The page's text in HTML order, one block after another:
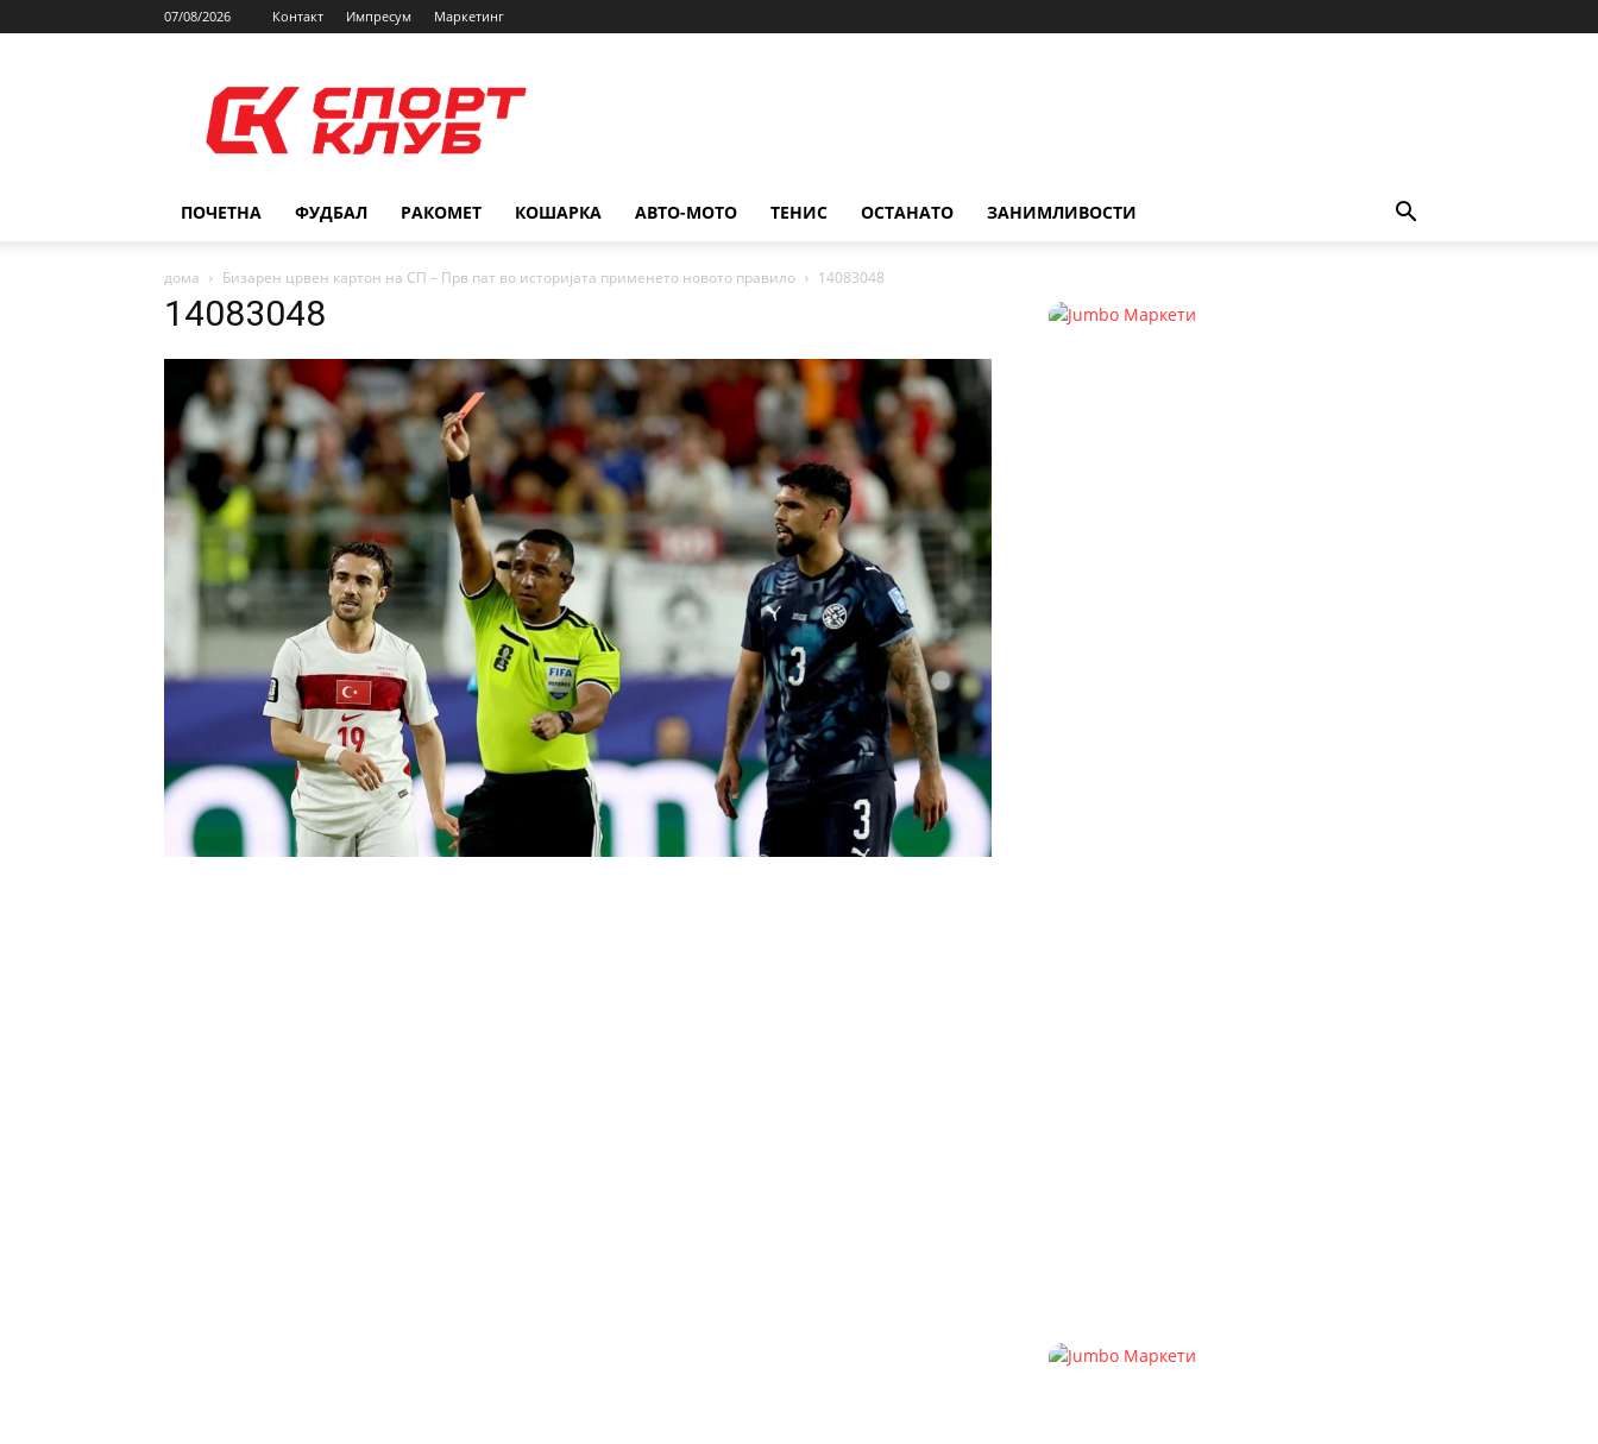
07/08/2026 Контакт Импресум Маркетинг
ПОЧЕТНА ФУДБАЛ РАКОМЕТ КОШАРКА АВТО-МОТО ТЕНИС ОСТАНАТО ЗАНИМЛИВОСТИ
дома Бизарен црвен картон на СП – Прв пат во историјата применето новото правило 14083048
14083048